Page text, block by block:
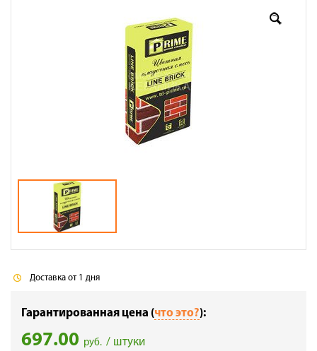
Доставка от 1 дня
Гарантированная цена (что это?):
697.00 руб. / штуки